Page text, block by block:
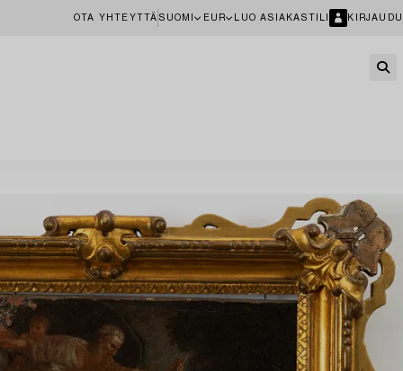
OTA YHTEYTTÄ SUOMI EUR LUO ASIAKASTILI KIRJAUDU